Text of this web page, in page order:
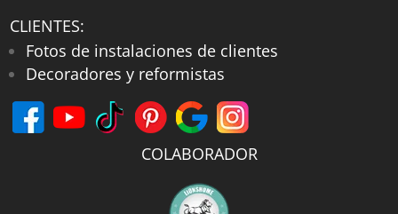
CLIENTES:
Fotos de instalaciones de clientes
Decoradores y reformistas
COLABORADOR